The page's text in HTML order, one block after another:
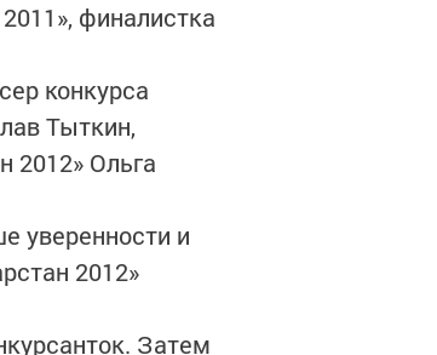
финалистка
конкурса
Тыткин,
2012» Ольга
уверенности и
2012»
Затем